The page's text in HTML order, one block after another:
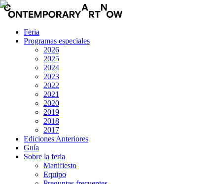
Feria
Programas especiales
2026
2025
2024
2023
2022
2021
2020
2019
2018
2017
Ediciones Anteriores
Guía
Sobre la feria
Manifiesto
Equipo